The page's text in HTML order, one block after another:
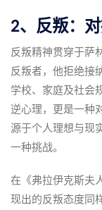
2、反叛：
反叛精神贯穿于萨
反叛者，他拒绝接
学校、家庭及社会
逆心理，更是一种
源于个人理想与现
一种挑战。
在《弗拉伊克斯夫
现出的反叛态度同